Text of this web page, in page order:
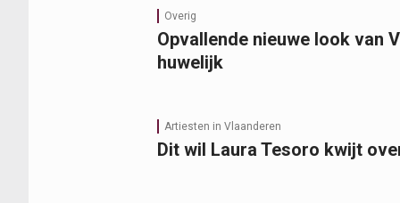
Overig
Opvallende nieuwe look van
huwelijk
Artiesten in Vlaanderen
Dit wil Laura Tesoro kwijt